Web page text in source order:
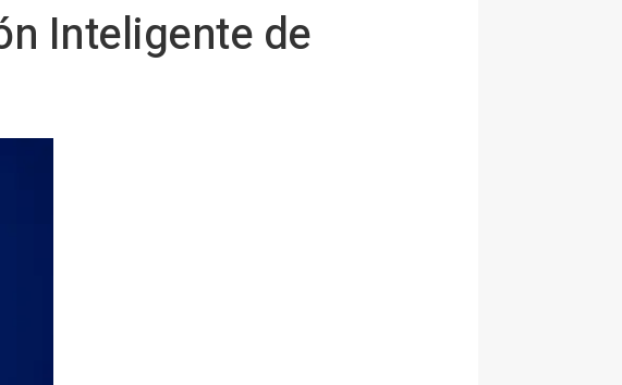
Inteligente de